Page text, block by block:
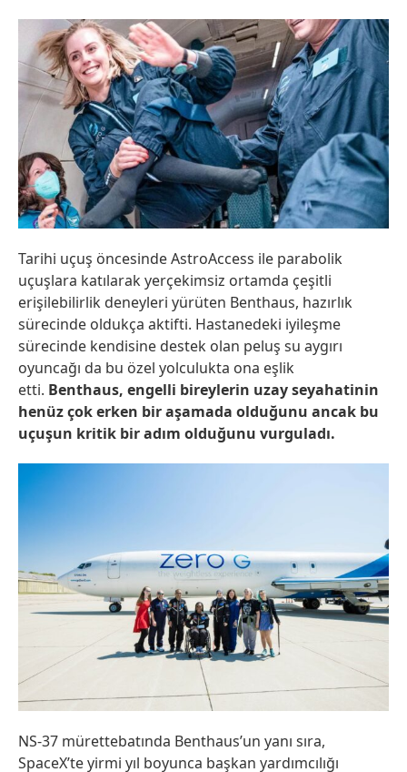
Tarihi uçuş öncesinde AstroAccess ile parabolik
uçuşlara katılarak yerçekimsiz ortamda çeşitli
erişilebilirlik deneyleri yürüten Benthaus, hazırlık
sürecinde oldukça aktifti. Hastanedeki iyileşme
sürecinde kendisine destek olan peluş su aygırı
oyuncağı da bu özel yolculukta ona eşlik
etti. Benthaus, engelli bireylerin uzay seyahatinin
henüz çok erken bir aşamada olduğunu ancak bu
uçuşun kritik bir adım olduğunu vurguladı.
NS-37 mürettebatında Benthaus’un yanı sıra,
SpaceX’te yirmi yıl boyunca başkan yardımcılığı